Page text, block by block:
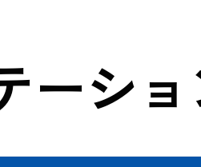
ーショ